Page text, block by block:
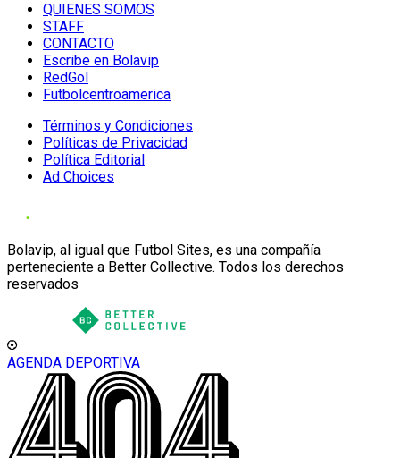
QUIENES SOMOS
STAFF
CONTACTO
Escribe en Bolavip
RedGol
Futbolcentroamerica
Términos y Condiciones
Políticas de Privacidad
Política Editorial
Ad Choices
Bolavip, al igual que Futbol Sites, es una compañía
perteneciente a Better Collective. Todos los derechos
reservados
AGENDA DEPORTIVA